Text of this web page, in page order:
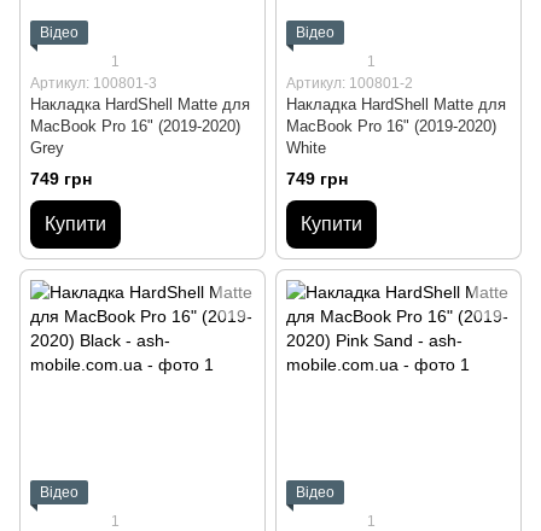
Відео
1
Артикул: 100801-3
Накладка HardShell Matte для
MacBook Pro 16" (2019-2020)
Grey
749 грн
Купити
Відео
1
Артикул: 100801-2
Накладка HardShell Matte для
MacBook Pro 16" (2019-2020)
White
749 грн
Купити
Відео
1
Відео
1